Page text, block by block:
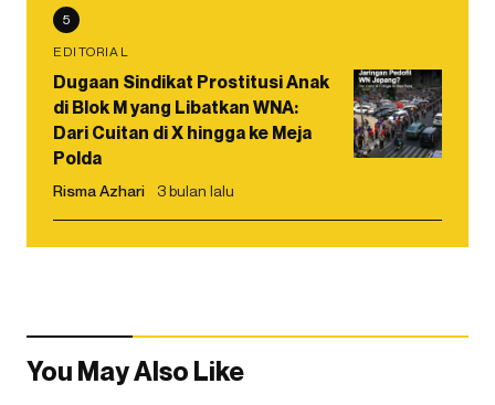
5
EDITORIAL
Dugaan Sindikat Prostitusi Anak
di Blok M yang Libatkan WNA:
Dari Cuitan di X hingga ke Meja
Polda
Risma Azhari 3 bulan lalu
You May Also Like